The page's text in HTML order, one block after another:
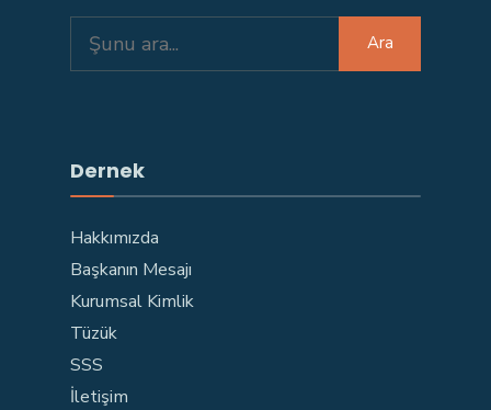
for:
Ara
Dernek
Hakkımızda
Başkanın Mesajı
Kurumsal Kimlik
Tüzük
SSS
İletişim